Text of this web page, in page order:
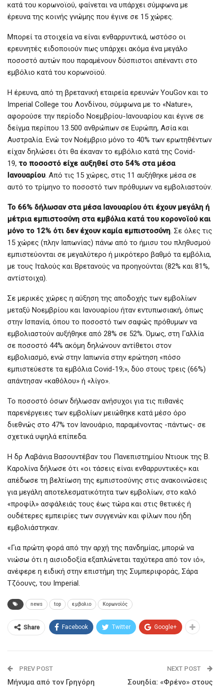
κατά του κορωνοϊού, φαίνεται να υπάρχει σύμφωνα με
έρευνα της κοινής γνώμης που έγινε σε 15 χώρες.
Μπορεί τα στοιχεία να είναι ενθαρρυντικά, ωστόσο οι
ερευνητές ειδοποιούν πως υπάρχει ακόμα ένα μεγάλο
ποσοστό αυτών που παραμένουν δύσπιστοι απέναντι στο
εμβόλιο κατά του κορωνοϊού.
Η έρευνα, από τη βρετανική εταιρεία ερευνών YouGov και το
Imperial College του Λονδίνου, σύμφωνα με το «Nature»,
αφορούσε την περίοδο Νοεμβρίου-Ιανουαρίου και έγινε σε
δείγμα περίπου 13.500 ανθρώπων σε Ευρώπη, Ασία και
Αυστραλία. Ενώ τον Νοέμβριο μόνο το 40% των ερωτηθέντων
είχαν δηλώσει ότι θα έκαναν το εμβόλιο κατά της Covid-
19, το ποσοστό είχε αυξηθεί στο 54% στα μέσα
Ιανουαρίου. Από τις 15 χώρες, στις 11 αυξήθηκε μέσα σε
αυτό το τρίμηνο το ποσοστό των πρόθυμων να εμβολιαστούν.
Το 66% δήλωσαν στα μέσα Ιανουαρίου ότι έχουν μεγάλη ή
μέτρια εμπιστοσύνη στα εμβόλια κατά του κορονοϊού και
μόνο το 12% ότι δεν έχουν καμία εμπιστοσύνη. Σε όλες τις
15 χώρες (πλην Ιαπωνίας) πάνω από το ήμισυ του πληθυσμού
εμπιστεύονται σε μεγαλύτερο ή μικρότερο βαθμό τα εμβόλια,
με τους Ιταλούς και Βρετανούς να προηγούνται (82% και 81%,
αντίστοιχα).
Σε μερικές χώρες η αύξηση της αποδοχής των εμβολίων
μεταξύ Νοεμβρίου και Ιανουαρίου ήταν εντυπωσιακή, όπως
στην Ισπανία, όπου το ποσοστό των σαφώς πρόθυμων να
εμβολιαστούν αυξήθηκε από 28% σε 52%. Όμως, στη Γαλλία
σε ποσοστό 44% ακόμη δηλώνουν αντίθετοι στον
εμβολιασμό, ενώ στην Ιαπωνία στην ερώτηση «πόσο
εμπιστεύεστε τα εμβόλια Covid-19;», δύο στους τρεις (66%)
απάντησαν «καθόλου» ή «λίγο».
Το ποσοστό όσων δήλωσαν ανήσυχοι για τις πιθανές
παρενέργειες των εμβολίων μειώθηκε κατά μέσο όρο
διεθνώς στο 47% τον Ιανουάριο, παραμένοντας -πάντως- σε
σχετικά υψηλά επίπεδα.
Η δρ Λαβάνια Βασουντέβαν του Πανεπιστημίου Ντιουκ της Β.
Καρολίνα δήλωσε ότι «οι τάσεις είναι ενθαρρυντικές» και
απέδωσε τη βελτίωση της εμπιστοσύνης στις ανακοινώσεις
για μεγάλη αποτελεσματικότητα των εμβολίων, στο καλό
«προφίλ» ασφάλειάς τους έως τώρα και στις θετικές ή
ουδέτερες εμπειρίες των συγγενών και φίλων που ήδη
εμβολιάστηκαν.
«Για πρώτη φορά από την αρχή της πανδημίας, μπορώ να
νιώσω ότι η αισιοδοξία εξαπλώνεται ταχύτερα από τον ιό»,
ανέφερε η ειδική στην επιστήμη της Συμπεριφοράς, Σάρα
Τζόουνς, του Imperial.
news top εμβολιο Κορωνοϊός
Share Facebook Twitter Google+
PREV POST
Μήνυμα από τον Γρηγόρη
NEXT POST
Σουηδία: «Φρένο» στους